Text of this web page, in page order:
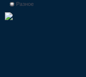
Разное